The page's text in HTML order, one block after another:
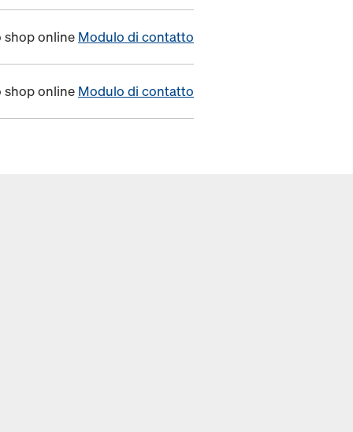
shop online Modulo di contatto
shop online Modulo di contatto